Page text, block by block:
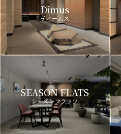
Dimus
ディームス
SEASON FLATS
シーズンフラッツ